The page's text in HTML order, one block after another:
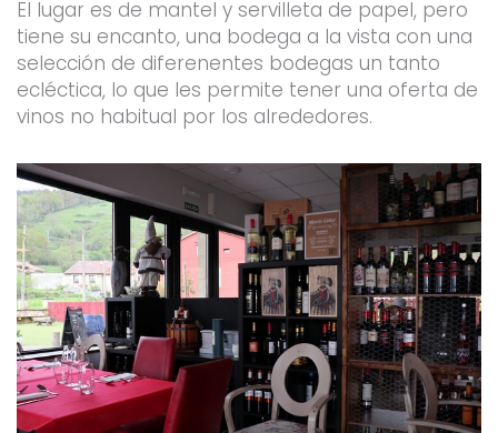
El lugar es de mantel y servilleta de papel, pero
tiene su encanto, una bodega a la vista con una
selección de diferenentes bodegas un tanto
ecléctica, lo que les permite tener una oferta de
vinos no habitual por los alrededores.